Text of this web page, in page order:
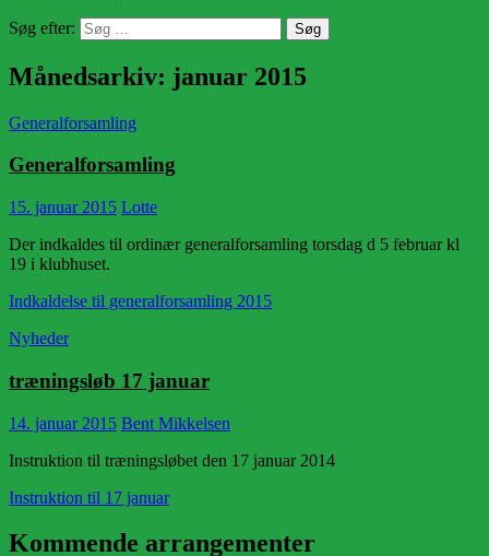
Søg efter:
Månedsarkiv: januar 2015
Generalforsamling
Generalforsamling
15. januar 2015 Lotte
Der indkaldes til ordinær generalforsamling torsdag d 5 februar kl
19 i klubhuset.
Indkaldelse til generalforsamling 2015
Nyheder
træningsløb 17 januar
14. januar 2015 Bent Mikkelsen
Instruktion til træningsløbet den 17 januar 2014
Instruktion til 17 januar
Kommende arrangementer